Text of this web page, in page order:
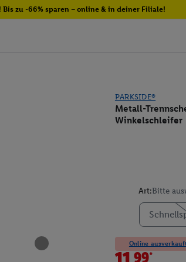
Bis zu -66% sparen – online & in deiner Filiale!
PARKSIDE®
Metall-
Winkelschleifer
Art:Bitte
Online